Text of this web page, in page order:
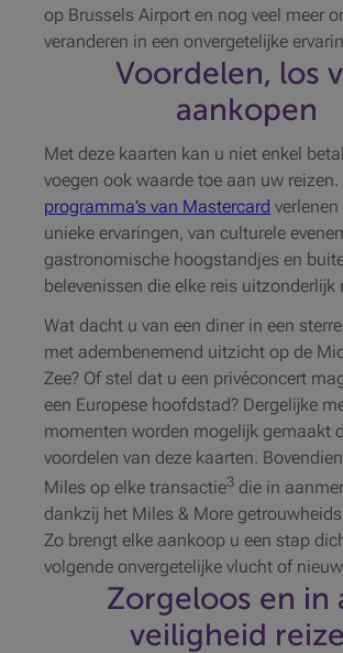
op Brussels Airport en nog veel meer
veranderen in een onvergetelijke
Voordelen, los
aankopen
Met deze kaarten kan u niet enkel
voegen ook waarde toe aan uw reizen.
programma’s van Mastercard
unieke ervaringen, van culturele
gastronomische hoogstandjes en
belevenissen die elke reis uitzonderlijk
Wat dacht u van een diner in een
met adembenemend uitzicht op de
Zee? Of stel dat u een privéconcert
een Europese hoofdstad? Dergelijke
momenten worden mogelijk gemaakt
voordelen van deze kaarten.
Miles op elke transactie3 die in
dankzij het Miles & More
Zo brengt elke aankoop u een stap
volgende onvergetelijke vlucht of
Zorgeloos en in
veiligheid